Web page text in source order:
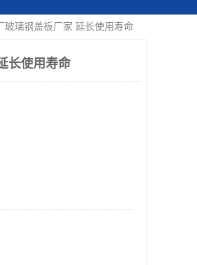
玻璃钢盖板厂家 延长使用寿命
长使用寿命